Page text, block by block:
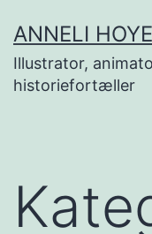
til
indhold
ANNELI
Illustrator,
historiefortæller